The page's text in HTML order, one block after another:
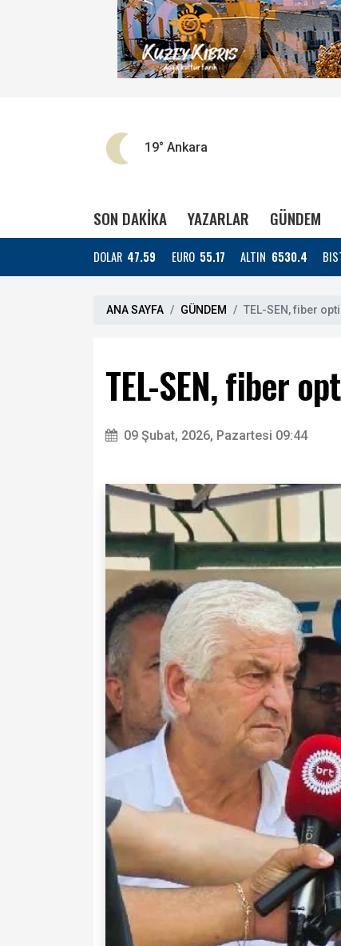
19° Ankara
SON DAKİKA YAZARLAR GÜNDEM
DOLAR 47.59 EURO 55.17 ALTIN 6530.4
ANA SAYFA GÜNDEM TEL-SEN, fiber
TEL-SEN, fiber
09 Şubat, 2026, Pazartesi 09:44